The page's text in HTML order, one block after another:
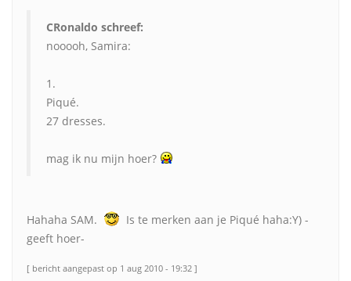
CRonaldo schreef:
nooooh, Samira:
1.
Piqué.
27 dresses.
mag ik nu mijn hoer?
Hahaha SAM.
Is te merken aan je Piqué haha:Y) -
geeft hoer-
[ bericht aangepast op 1 aug 2010 - 19:32 ]